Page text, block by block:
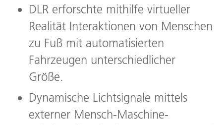
DLR erforschte mithilfe virtueller
Realität Interaktionen von Menschen
zu Fuß mit automatisierten
Fahrzeugen unterschiedlicher
Größe.
Dynamische Lichtsignale mittels
externer Mensch-Maschine-